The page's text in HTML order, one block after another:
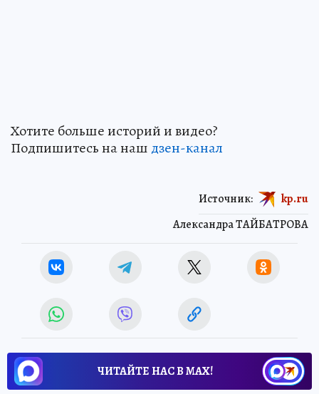
Хотите больше историй и видео?
Подпишитесь на наш дзен-канал
Александра ТАЙБАТРОВА
Источник: kp.ru
ЧИТАЙТЕ НАС В МАХ!